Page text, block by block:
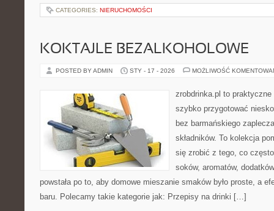
CATEGORIES: NIERUCHOMOŚCI
KOKTAJLE BEZALKOHOLOWE
POSTED BY ADMIN STY - 17 - 2026 MOŻLIWOŚĆ
zrobdrinka.pl to
szybko przygotować
bez barmańskiego
składników. To kolekcja
się zrobić z tego, co
soków, aromatów,
powstała po to, aby domowe mieszanie smaków było proste, a
baru. Polecamy takie kategorie jak: Przepisy na drinki […]